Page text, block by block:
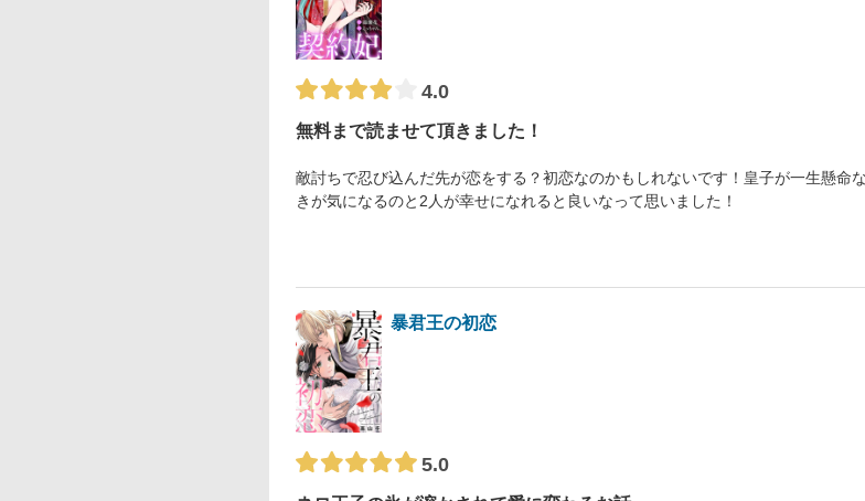
4.0
無料まで読ませて頂きました！
敵討ちで忍び込んだ先が恋をする？初恋なのかもしれないです！皇子が一生懸命
きが気になるのと2人が幸せになれると良いなって思いました！
暴君王の初恋
5.0